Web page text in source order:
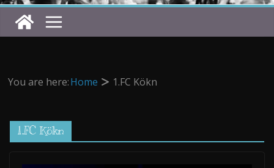
You are here:Home 1.FC Kökn
1.FC Kökn